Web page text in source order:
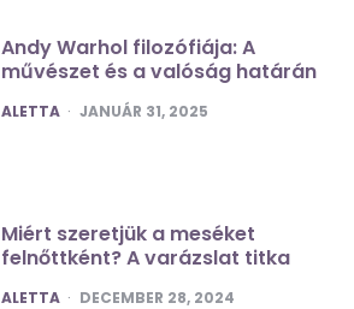
Andy Warhol filozófiája: A
művészet és a valóság határán
POSTED
ALETTA JANUÁR 31, 2025
Miért szeretjük a meséket
felnőttként? A varázslat titka
POSTED
ALETTA DECEMBER 28, 2024